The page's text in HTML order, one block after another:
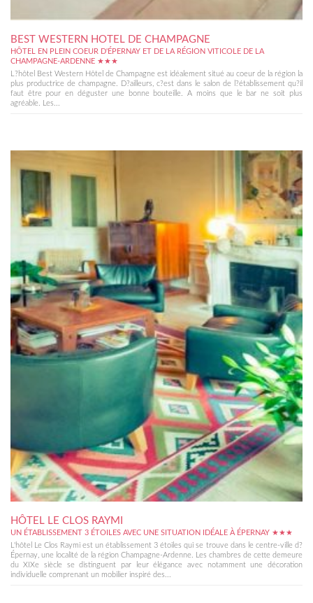
BEST WESTERN HOTEL DE CHAMPAGNE
HÔTEL EN PLEIN COEUR D'ÉPERNAY ET DE LA RÉGION VITICOLE DE LA
CHAMPAGNE-ARDENNE ★★★
L?hôtel Best Western Hôtel de Champagne est idéalement situé au coeur de la région la
plus productrice de champagne. D?ailleurs, c?est dans le salon de l?établissement qu?il
faut être pour en déguster une bonne bouteille. A moins que le bar ne soit plus
agréable. Les...
HÔTEL LE CLOS RAYMI
UN ÉTABLISSEMENT 3 ÉTOILES AVEC UNE SITUATION IDÉALE À ÉPERNAY ★★★
L'hôtel Le Clos Raymi est un établissement 3 étoiles qui se trouve dans le centre-ville d?
Épernay, une localité de la région Champagne-Ardenne. Les chambres de cette demeure
du XIXe siècle se distinguent par leur élégance avec notamment une décoration
individuelle comprenant un mobilier inspiré des...